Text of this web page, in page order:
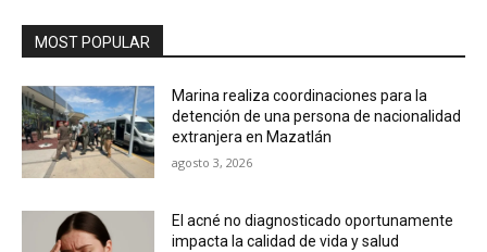
MOST POPULAR
Marina realiza coordinaciones para la
detención de una persona de nacionalidad
extranjera en Mazatlán
agosto 3, 2026
El acné no diagnosticado oportunamente
impacta la calidad de vida y salud